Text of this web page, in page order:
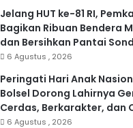
Jelang HUT ke-81 RI,
Bagikan Ribuan Bendera
dan Bersihkan Pantai
6 Agustus , 2026
Peringati Hari Anak
Bolsel Dorong Lahirnya
Cerdas, Berkarakter, dan
6 Agustus , 2026